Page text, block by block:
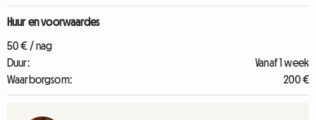
Huur en voorwaardes
50 € / nag
Duur:
Vanaf 1 week
Waarborgsom:
200 €